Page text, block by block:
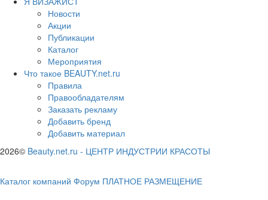
Новости
Акции
Публикации
Каталог
Мероприятия
Что такое BEAUTY.net.ru
Правила
Правообладателям
Заказать рекламу
Добавить бренд
Добавить материал
2026© Beauty.net.ru - ЦЕНТР ИНДУСТРИИ КРАСОТЫ
Каталог компаний Форум ПЛАТНОЕ РАЗМЕЩЕНИЕ